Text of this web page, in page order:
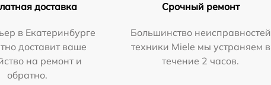
доставка
в Екатеринбурге
доставит ваше
на ремонт и
обратно.
Срочный ремонт
Большинство неисправностей
техники Miele мы устраняем в
течение 2 часов.